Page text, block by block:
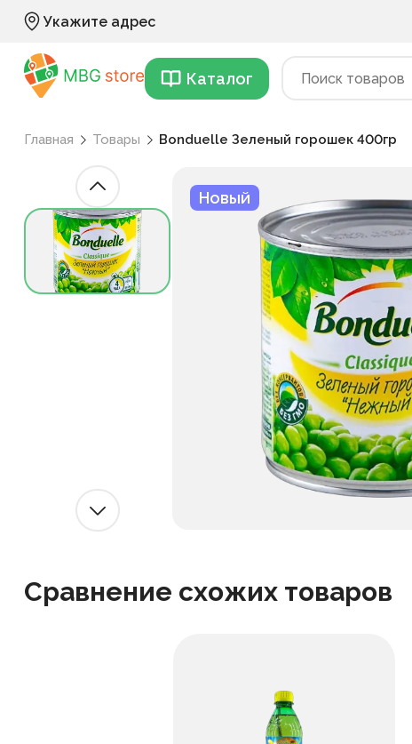
Укажите адрес
Каталог
Главная Товары Bonduelle Зеленый горошек 400гр
Новый
Сравнение схожих товаров